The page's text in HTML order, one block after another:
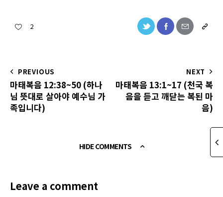
2
PREVIOUS
마태복음 12:38~50 (하나
님 뜻대로 살아야 예수님 가
족입니다)
NEXT
마태복음 13:1~17 (천국 복
음을 듣고 깨닫는 복된 마
음)
HIDE COMMENTS
Leave a comment